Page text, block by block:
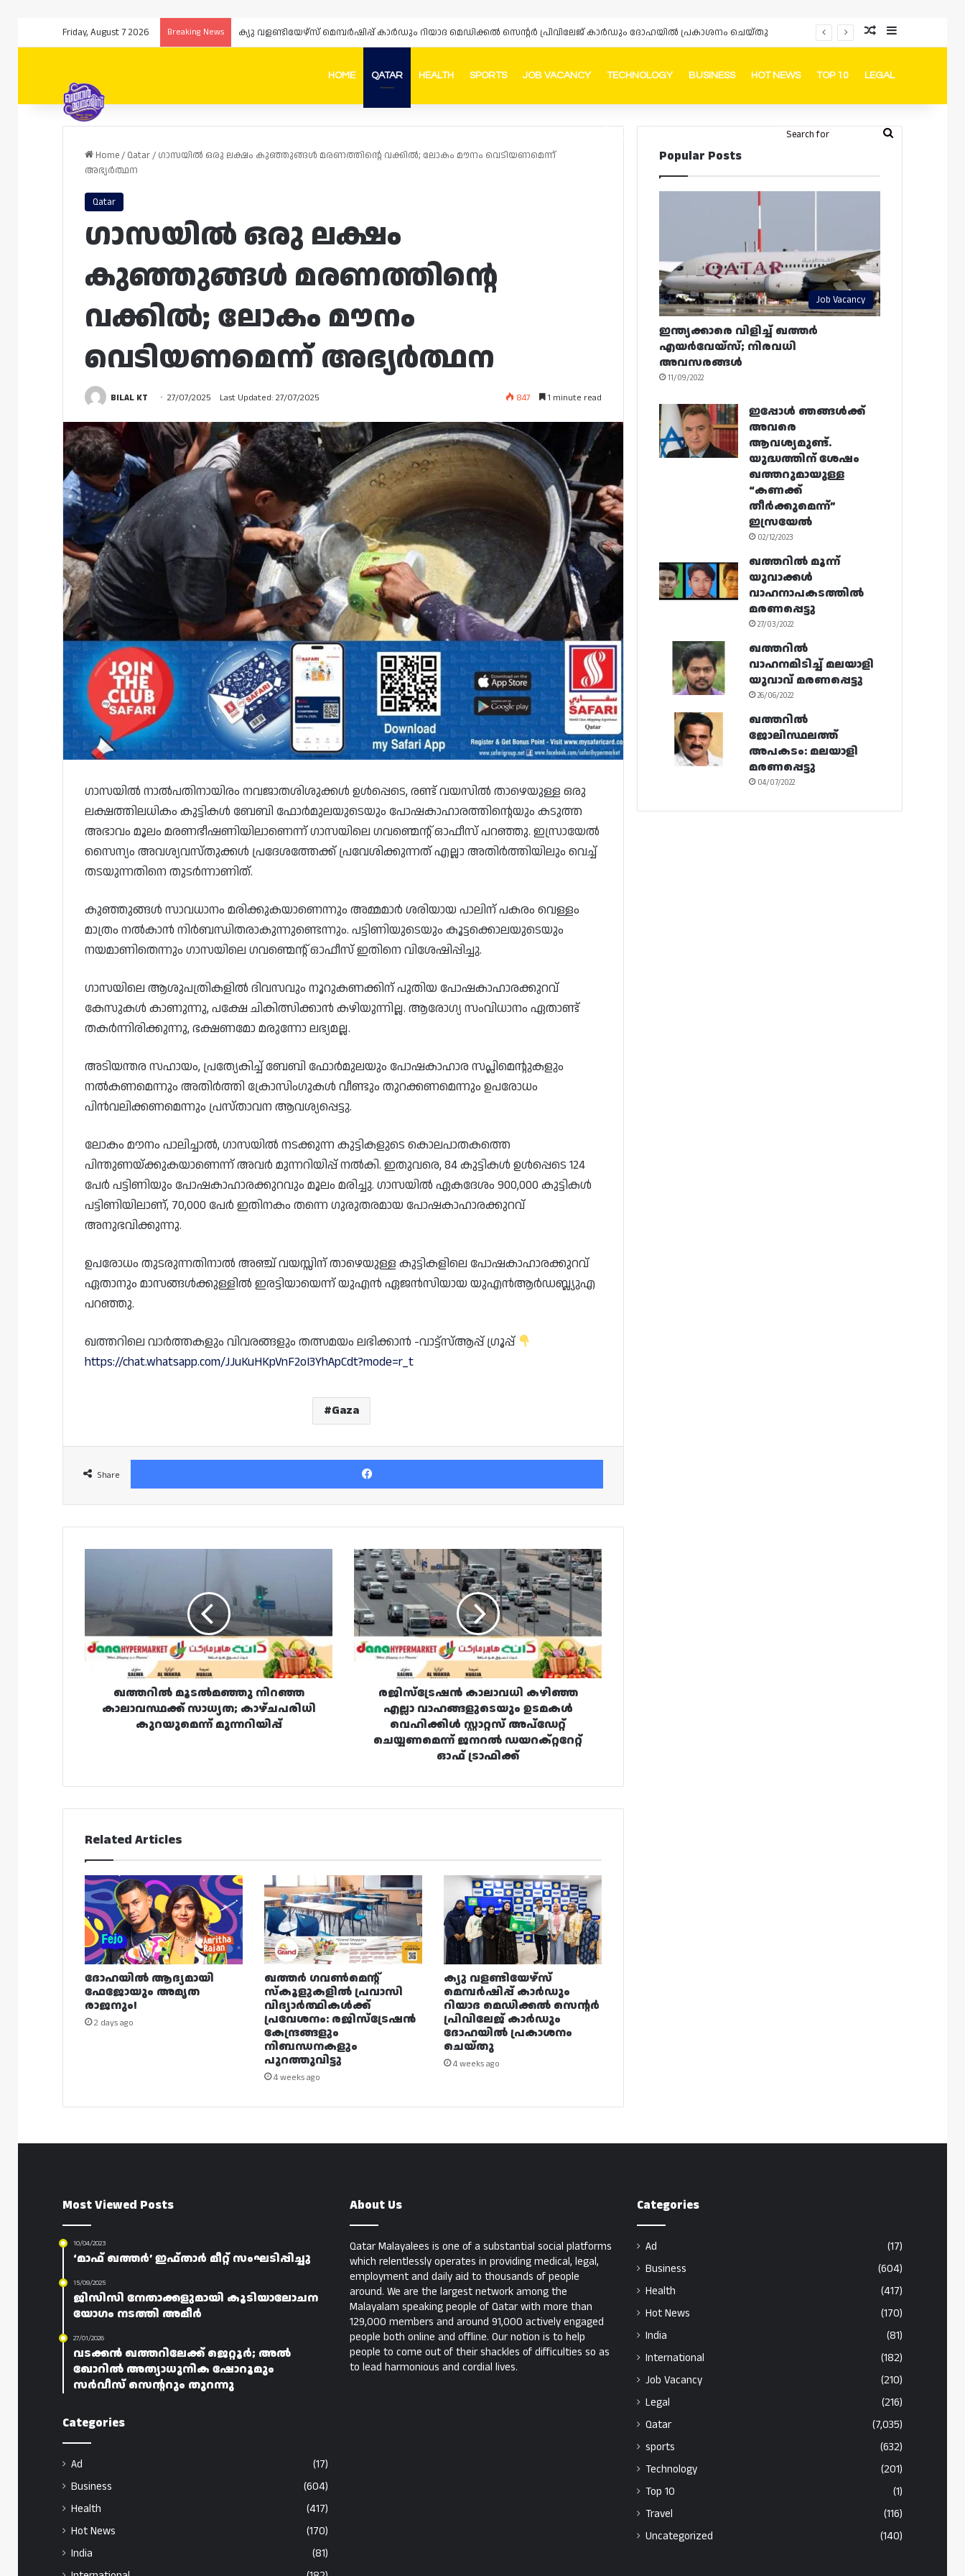
Friday, August 7 2026 Breaking News Random Article
Sidebar
HOME QATAR HEALTH SPORTS JOB VACANCY TECHNOLOGY BUSINESS HOT NEWS TOP 10 LEGAL
FacebookInstagram
Telegram
Whatsapp Random Article
Switch skin
Search
Home/ Qatar/ ഗാസയിൽ ഒരു ലക്ഷം കുഞ്ഞുങ്ങൾ മരണത്തിന്റെ വക്കിൽ; ലോകം മൗനം വെടിയണമെന്ന്
അഭ്യർത്ഥന
Qatar
ഗാസയിൽ ഒരു ലക്ഷം
കുഞ്ഞുങ്ങൾ മരണത്തിന്റെ
വക്കിൽ; ലോകം മൗനം
വെടിയണമെന്ന് അഭ്യർത്ഥന
BILAL KT 27/07/2025 Last Updated: 27/07/2025 847 1 minute read
ഗാസയിൽ നാൽപതിനായിരം നവജാതശിശുക്കൾ ഉൾപ്പെടെ, രണ്ട് വയസിൽ താഴെയുള്ള ഒരു
ലക്ഷത്തിലധികം കുട്ടികൾ ബേബി ഫോർമുലയുടെയും പോഷകാഹാരത്തിന്റെയും കടുത്ത
അഭാവം മൂലം മരണഭീഷണിയിലാണെന്ന് ഗാസയിലെ ഗവണ്മെന്റ് ഓഫീസ് പറഞ്ഞു. ഇസ്രായേൽ
സൈന്യം അവശ്യവസ്‌തുക്കൾ പ്രദേശത്തേക്ക് പ്രവേശിക്കുന്നത് എല്ലാ അതിർത്തിയിലും വെച്ച്
തടയുന്നതിനെ തുടർന്നാണിത്.
കുഞ്ഞുങ്ങൾ സാവധാനം മരിക്കുകയാണെന്നും അമ്മമാർ ശരിയായ പാലിന് പകരം വെള്ളം
മാത്രം നൽകാൻ നിർബന്ധിതരാകുന്നുണ്ടെന്നും. പട്ടിണിയുടെയും കൂട്ടക്കൊലയുടെയും
നയമാണിതെന്നും ഗാസയിലെ ഗവണ്മെന്റ് ഓഫീസ് ഇതിനെ വിശേഷിപ്പിച്ചു.
ഗാസയിലെ ആശുപത്രികളിൽ ദിവസവും നൂറുകണക്കിന് പുതിയ പോഷകാഹാരക്കുറവ്
കേസുകൾ കാണുന്നു, പക്ഷേ ചികിത്സിക്കാൻ കഴിയുന്നില്ല. ആരോഗ്യ സംവിധാനം ഏതാണ്ട്
തകർന്നിരിക്കുന്നു, ഭക്ഷണമോ മരുന്നോ ലഭ്യമല്ല.
അടിയന്തര സഹായം, പ്രത്യേകിച്ച് ബേബി ഫോർമുലയും പോഷകാഹാര സപ്ലിമെന്റുകളും
നൽകണമെന്നും അതിർത്തി ക്രോസിംഗുകൾ വീണ്ടും തുറക്കണമെന്നും ഉപരോധം
പിൻവലിക്കണമെന്നും പ്രസ്‌താവന ആവശ്യപ്പെട്ടു.
ലോകം മൗനം പാലിച്ചാൽ, ഗാസയിൽ നടക്കുന്ന കുട്ടികളുടെ കൊലപാതകത്തെ
പിന്തുണയ്ക്കുകയാണെന്ന് അവർ മുന്നറിയിപ്പ് നൽകി. ഇതുവരെ, 84 കുട്ടികൾ ഉൾപ്പെടെ 124
പേർ പട്ടിണിയും പോഷകാഹാരക്കുറവും മൂലം മരിച്ചു. ഗാസയിൽ ഏകദേശം 900,000 കുട്ടികൾ
പട്ടിണിയിലാണ്, 70,000 പേർ ഇതിനകം തന്നെ ഗുരുതരമായ പോഷകാഹാരക്കുറവ്
അനുഭവിക്കുന്നു.
ഉപരോധം തുടരുന്നതിനാൽ അഞ്ച് വയസ്സിന് താഴെയുള്ള കുട്ടികളിലെ പോഷകാഹാരക്കുറവ്
ഏതാനും മാസങ്ങൾക്കുള്ളിൽ ഇരട്ടിയായെന്ന് യുഎൻ ഏജൻസിയായ യുഎൻആർഡബ്ല്യുഎ
പറഞ്ഞു.
ഖത്തറിലെ വാർത്തകളും വിവരങ്ങളും തത്സമയം ലഭിക്കാൻ -വാട്ട്സ്ആപ്പ് ഗ്രൂപ്പ്
https://chat.whatsapp.com/JJuKuHKpVnF2oI3YhApCdt?mode=r_t
Gaza
Share
Facebook
കാലാവസ്ഥക്ക്
സാധ്യത;
കാഴ്‌ചപരിധി
കുറയുമെന്ന്
മുന്നറിയിപ്പ്
ഖത്തറിൽ മൂടൽമഞ്ഞു നിറഞ്ഞ
കാലാവസ്ഥക്ക് സാധ്യത; കാഴ്‌ചപരിധി
കുറയുമെന്ന് മുന്നറിയിപ്പ്
രജിസ്‌ട്രേഷൻ
കാലാവധി
കഴിഞ്ഞ
എല്ലാ
വാഹങ്ങളുടെയും
ഉടമകൾ
വെഹിക്കിൾ
സ്റ്റാറ്റസ്
അപ്‌ഡേറ്റ്
ചെയ്യണമെന്ന്
ജനറൽ
ഡയറക്റ്ററേറ്റ്
ഓഫ്
രജിസ്‌ട്രേഷൻ കാലാവധി കഴിഞ്ഞ
എല്ലാ വാഹങ്ങളുടെയും ഉടമകൾ
വെഹിക്കിൾ സ്റ്റാറ്റസ് അപ്‌ഡേറ്റ്
ചെയ്യണമെന്ന് ജനറൽ ഡയറക്റ്ററേറ്റ്
ഓഫ് ട്രാഫിക്ക്
Related Articles
ദോഹയിൽ ആദ്യമായി
ഫേജോയും അമൃത
രാജനും!
2 days ago
ഖത്തർ ഗവൺമെന്റ്
സ്കൂളുകളിൽ പ്രവാസി
വിദ്യാർത്ഥികൾക്ക്
പ്രവേശനം: രജിസ്ട്രേഷൻ
കേന്ദ്രങ്ങളും
നിബന്ധനകളും
പുറത്തുവിട്ടു
4 weeks ago
ക്യു വളണ്ടിയേഴ്‌സ്
മെമ്പർഷിപ്പ് കാർഡും
റിയാദ മെഡിക്കൽ സെന്റർ
പ്രിവിലേജ് കാർഡും
ദോഹയിൽ പ്രകാശനം
ചെയ്തു
4 weeks ago
Popular Posts
Job Vacancy
ഇന്ത്യക്കാരെ വിളിച്ച് ഖത്തർ
എയർവേയ്‌സ്; നിരവധി
അവസരങ്ങൾ
11/09/2022
ഇപ്പോൾ ഞങ്ങൾക്ക്
അവരെ
ആവശ്യമുണ്ട്.
യുദ്ധത്തിന് ശേഷം
ഖത്തറുമായുള്ള
“കണക്ക്
തീർക്കുമെന്ന്”
ഇസ്രയേൽ
02/12/2023
ഖത്തറിൽ മൂന്ന്
യുവാക്കൾ
വാഹനാപകടത്തിൽ
മരണപ്പെട്ടു
27/03/2022
ഖത്തറിൽ
വാഹനമിടിച്ച് മലയാളി
യുവാവ് മരണപ്പെട്ടു
26/06/2022
ഖത്തറിൽ
ജോലിസ്ഥലത്ത്
അപകടം: മലയാളി
മരണപ്പെട്ടു
04/07/2022
Most Viewed Posts
10/04/2023
‘മാഫ് ഖത്തർ’ ഇഫ്താർ മീറ്റ് സംഘടിപ്പിച്ചു
15/09/2025
ജിസിസി നേതാക്കളുമായി കൂടിയാലോചന
യോഗം നടത്തി അമീർ
27/01/2026
വടക്കൻ ഖത്തറിലേക്ക് ജെറ്റൂർ; അൽ
ഖോറിൽ അത്യാധുനിക ഷോറൂമും
സർവീസ് സെന്ററും തുറന്നു
Categories
Ad
(17)
Business
(604)
Health
(417)
Hot News
(170)
India
(81)
About Us
Qatar Malayalees is one of a substantial social platforms
which relentlessly operates in providing medical, legal,
employment and daily aid to thousands of people
around. We are the largest network among the
Malayalam speaking people of Qatar with more than
129,000 members and around 91,000 actively engaged
people both online and offline. Our notion is to help
people to come out of their shackles of difficulties so as
to lead harmonious and cordial lives.
Categories
Ad
(17)
Business
(604)
Health
(417)
Hot News
(170)
India
(81)
International
(182)
Job Vacancy
(210)
Legal
(216)
Qatar
(7,035)
sports
(632)
Technology
(201)
Top 10
(1)
Travel
(116)
Uncategorized
(140)